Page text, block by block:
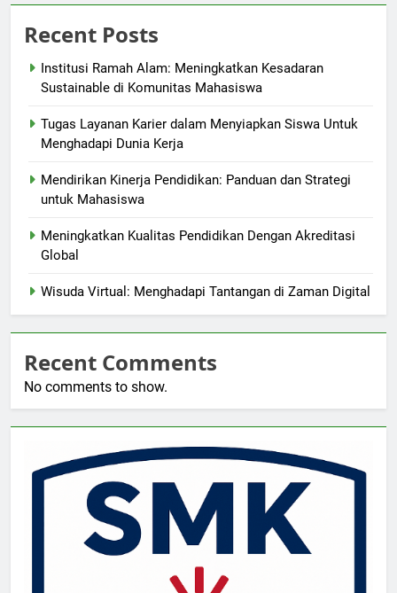
Recent Posts
Institusi Ramah Alam: Meningkatkan Kesadaran
Sustainable di Komunitas Mahasiswa
Tugas Layanan Karier dalam Menyiapkan Siswa Untuk
Menghadapi Dunia Kerja
Mendirikan Kinerja Pendidikan: Panduan dan Strategi
untuk Mahasiswa
Meningkatkan Kualitas Pendidikan Dengan Akreditasi
Global
Wisuda Virtual: Menghadapi Tantangan di Zaman Digital
Recent Comments
No comments to show.